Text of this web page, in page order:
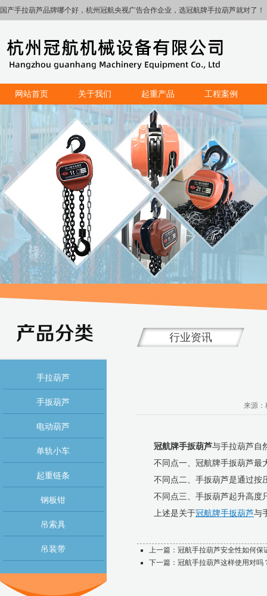
国产手拉葫芦品牌哪个好，杭州冠航央视广告合作企业，选冠航牌手拉葫芦就对了！
网站首页 关于我们 起重产品 工程案例
手拉葫芦
手扳葫芦
电动葫芦
单轨小车
起重链条
钢板钳
吊索具
吊装带
行业资讯
来源：
冠航牌手扳葫芦与手拉葫芦自
不同点一、冠航牌手扳葫芦最
不同点二、手扳葫芦是通过按
不同点三、手扳葫芦起升高度
上述是关于冠航牌手扳葫芦与
上一篇： 冠航手拉葫芦安全性如何保
下一篇： 冠航手拉葫芦这样使用对吗